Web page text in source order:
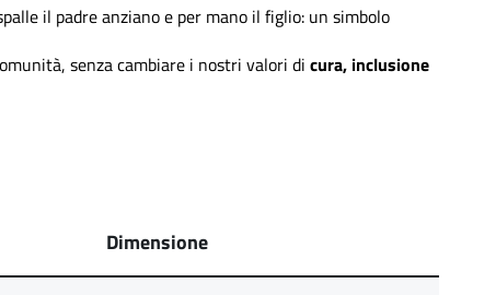
il padre anziano e per mano il figlio: un simbolo
senza cambiare i nostri valori di cura, inclusione
Dimensione